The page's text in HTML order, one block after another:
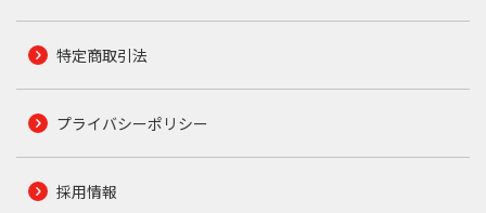
特定商取引法
プライバシーポリシー
採用情報